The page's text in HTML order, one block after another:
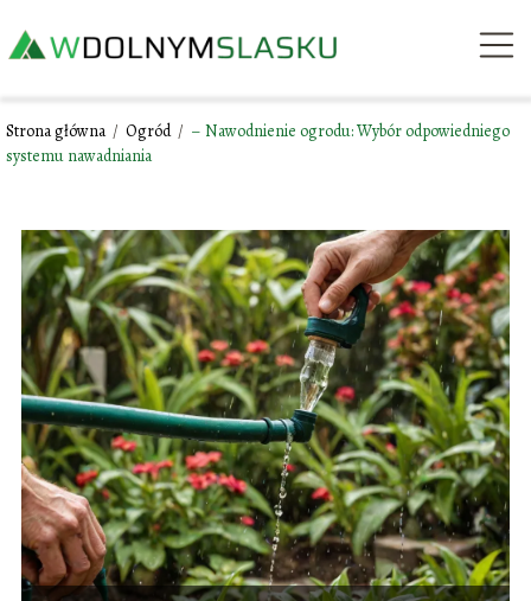
Strona główna / Ogród / – Nawodnienie ogrodu: Wybór odpowiedniego
systemu nawadniania